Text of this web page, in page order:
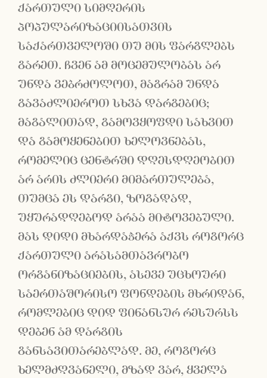
ქართული სიმღერის
პოპულარიზაციისათვის
საქართველოში თუ მის ფარგლებს
გარეთ. ჩვენ ამ მოცემულობას არ
უნდა ვებრძოლოთ, მაგრამ უნდა
გავაძლიეროთ სხვა დარგებიც;
მაგალითად, გამოვყოფდი სახვით
და გამოყენებით ხელოვნებას,
რომელიც ცენტრში დღესდღეობით
არ არის ძლიერი მიმართულება,
თუმცა ეს დარგი, ზოგადად,
უყურადღებოდ არაა მიტოვებული.
მას დიდი მხარდაჭერა აქვს როგორც
ქართული არასამთავრობო
ორგანიზაციების, ასევე უცხოური
საერთაშორისო ფონდების მხრიდან,
რომლებიც დიდ ფინანსურ რესურსს
დებენ ამ დარგის
განსავითარებლად. მე, როგორც
ხელმძღვანელი, მზად ვარ, ყველა